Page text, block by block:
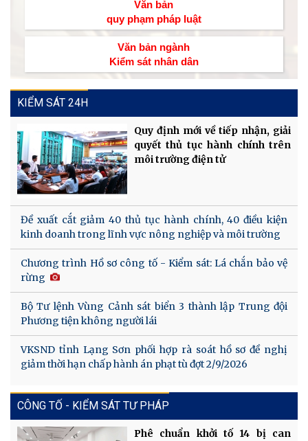
Văn bản
quy phạm pháp luật
Văn bản ngành
Kiểm sát nhân dân
KIỂM SÁT 24H
Quy định mới về tiếp nhận, giải
quyết thủ tục hành chính trên
môi trường điện tử
Đề xuất cắt giảm 40 thủ tục hành chính, 40 điều kiện
kinh doanh trong lĩnh vực nông nghiệp và môi trường
Chương trình Hồ sơ công tố - Kiểm sát: Lá chắn bảo vệ
rừng
Bộ Tư lệnh Vùng Cảnh sát biển 3 thành lập Trung đội
Phương tiện không người lái
VKSND tỉnh Lạng Sơn phối hợp rà soát hồ sơ đề nghị
giảm thời hạn chấp hành án phạt tù đợt 2/9/2026
CÔNG TỐ - KIỂM SÁT TƯ PHÁP
Phê chuẩn khởi tố 14 bị can